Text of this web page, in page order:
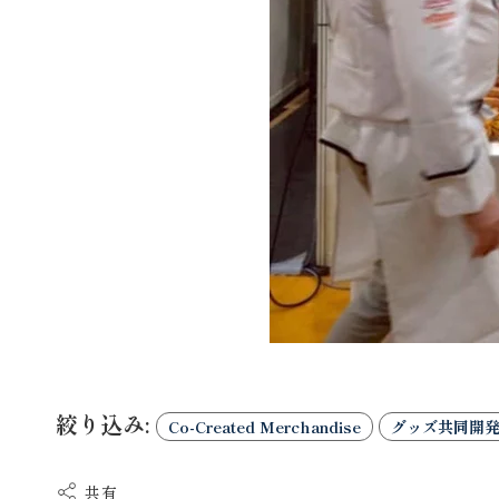
絞り込み: Co-Created Merchandise グッズ共同開発
共有